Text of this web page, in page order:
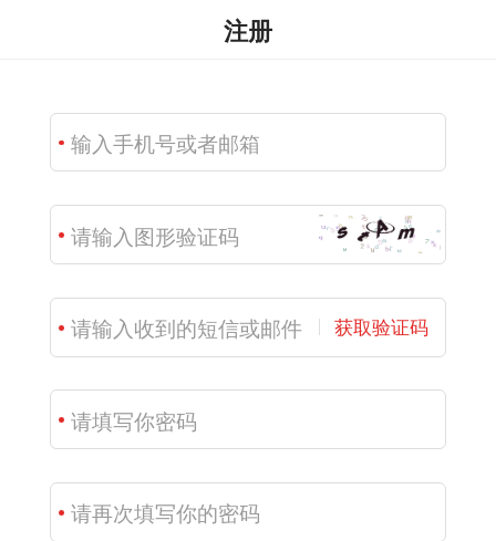
注册
获取验证码